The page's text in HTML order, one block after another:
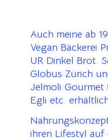
Auch meine ab
Vegan Bäckerei
UR Dinkel Brot.
Globus Zürich
Jelmoli Gourmet
Egli etc.
ihren Lifestyl auf